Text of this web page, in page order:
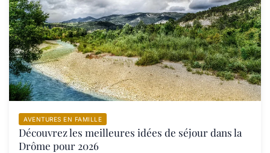
AVENTURES EN FAMILLE
Découvrez les meilleures idées de séjour dans la
Drôme pour 2026